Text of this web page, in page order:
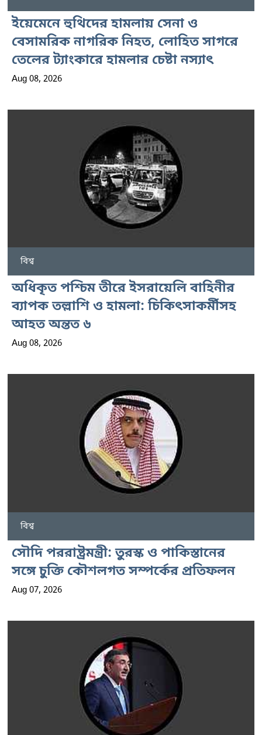
ইয়েমেনে হুথিদের হামলায় সেনা ও
বেসামরিক নাগরিক নিহত, লোহিত সাগরে
তেলের ট্যাংকারে হামলার চেষ্টা নস্যাৎ
Aug 08, 2026
বিশ্ব
অধিকৃত পশ্চিম তীরে ইসরায়েলি বাহিনীর
ব্যাপক তল্লাশি ও হামলা: চিকিৎসাকর্মীসহ
আহত অন্তত ৬
Aug 08, 2026
বিশ্ব
সৌদি পররাষ্ট্রমন্ত্রী: তুরস্ক ও পাকিস্তানের
সঙ্গে চুক্তি কৌশলগত সম্পর্কের প্রতিফলন
Aug 07, 2026